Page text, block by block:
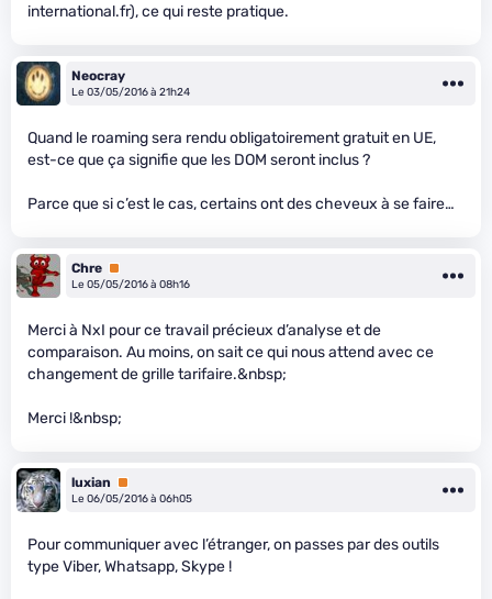
international.fr), ce qui reste pratique.
Neocray
Le 03/05/2016 à 21h24
Quand le roaming sera rendu obligatoirement gratuit en UE,
est-ce que ça signifie que les DOM seront inclus ?
Parce que si c’est le cas, certains ont des cheveux à se faire…
Chre Premium
Le 05/05/2016 à 08h16
Merci à NxI pour ce travail précieux d’analyse et de
comparaison. Au moins, on sait ce qui nous attend avec ce
changement de grille tarifaire.&nbsp;
Merci !&nbsp;
luxian
Premium
Le 06/05/2016 à 06h05
Pour communiquer avec l’étranger, on passes par des outils
type Viber, Whatsapp, Skype !